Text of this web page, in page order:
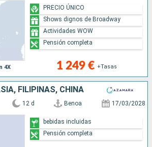
4X 1 249 € +Tasas
PRECIO ÚNICO
Shows dignos de Broadway
Actividades WOW
Pensión completa
FILIPINAS, CHINA
12 d Benoa 17/03/2028
bebidas incluidas
Pensión completa